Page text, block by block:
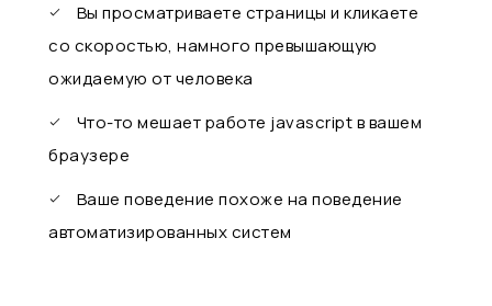
Вы просматриваете страницы и кликаете
со скоростью, намного превышающую
ожидаемую от человека
Что-то мешает работе javascript в вашем
браузере
Ваше поведение похоже на поведение
автоматизированных систем